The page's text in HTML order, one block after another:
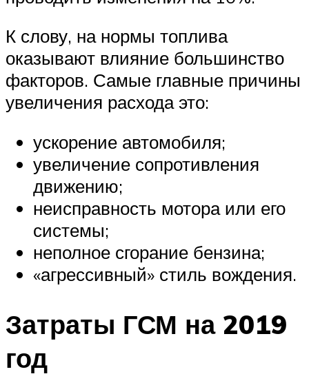
К слову, на нормы топлива
оказывают влияние большинство
факторов. Самые главные причины
увеличения расхода это:
ускорение автомобиля;
увеличение сопротивления
движению;
неисправность мотора или его
системы;
неполное сгорание бензина;
«агрессивный» стиль вождения.
Затраты ГСМ на 2019
год